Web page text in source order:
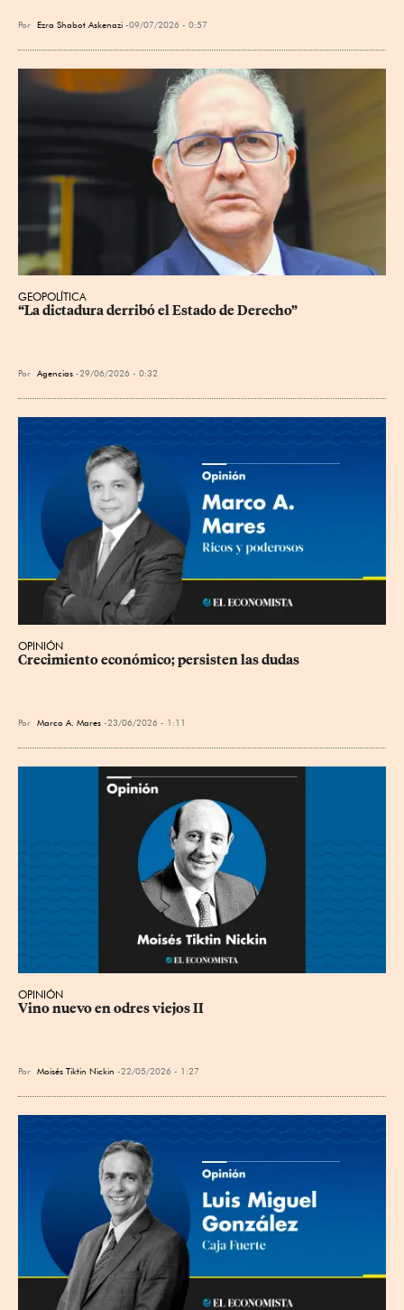
Por Ezra Shabot Askenazi 09/07/2026 - 0:57
GEOPOLÍTICA
“La dictadura derribó el Estado de Derecho”
Por Agencias 29/06/2026 - 0:32
OPINIÓN
Crecimiento económico; persisten las dudas
Por Marco A. Mares 23/06/2026 - 1:11
OPINIÓN
Vino nuevo en odres viejos II
Por Moisés Tiktin Nickin 22/05/2026 - 1:27